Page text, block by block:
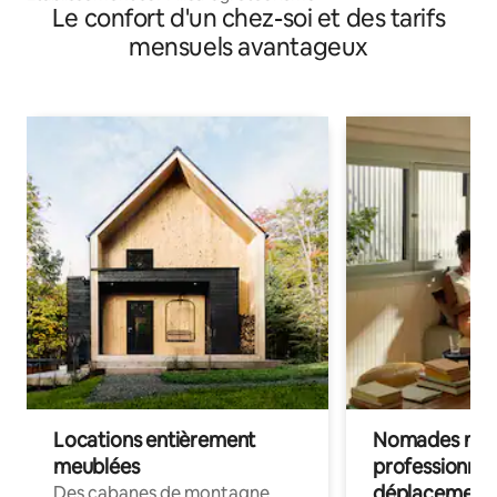
Le confort d'un chez-soi et des tarifs
mensuels avantageux
Locations entièrement
meublées
Nomades